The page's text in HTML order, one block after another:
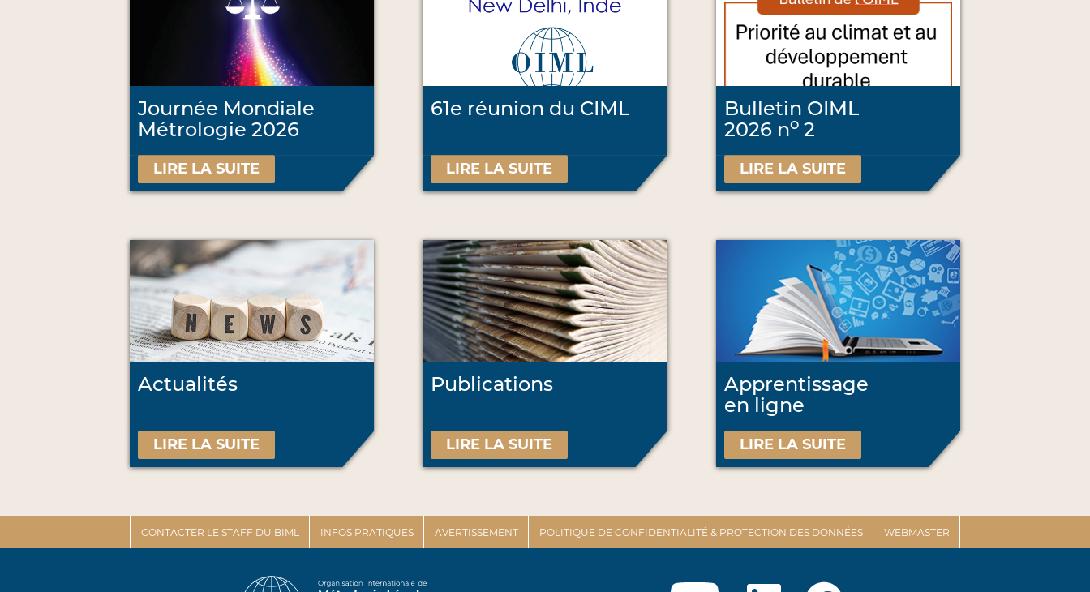
Journée Mondiale
Métrologie 2026
LIRE LA SUITE
61e réunion du CIML
LIRE LA SUITE
Bulletin OIML
2026 no2
LIRE LA SUITE
Actualités
LIRE LA SUITE
Publications
LIRE LA SUITE
Apprentissage
en ligne
LIRE LA SUITE
CONTACTER LE STAFF DU BIML INFOS PRATIQUES AVERTISSEMENT POLITIQUE DE CONFIDENTIALITÉ & PROTECTION DES DONNÉES WEBMASTER